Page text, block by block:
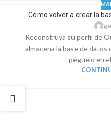
Cómo volver a crear la
Reconstruya su perfil de
almacena la base de
péguelo en